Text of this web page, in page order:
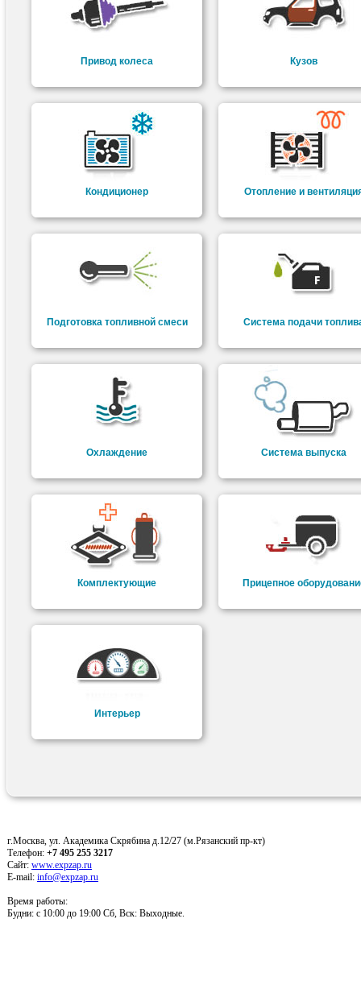
Привод колеса Кузов
Кондиционер Отопление и
Подготовка топливной смеси Система подачи
Охлаждение Система выпуска
Комплектующие Прицепное
Интерьер
г.Москва, ул. Академика Скрябина д.12/27 (м.Рязанский пр-кт)
Телефон: +7 495 255 3217
Сайт: www.expzap.ru
E-mail: info@expzap.ru
Время работы:
Будни: c 10:00 до 19:00 Сб, Вск: Выходные.